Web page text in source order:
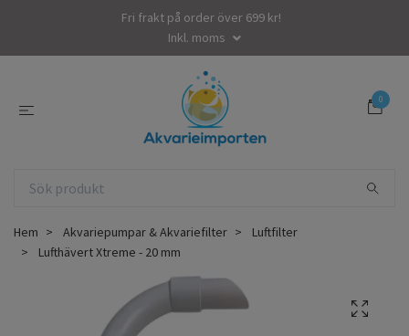
Fri frakt på order över 699 kr!
Inkl. moms
0
Hem Akvariepumpar & Akvariefilter
Luftfilter
Lufthävert Xtreme - 20 mm